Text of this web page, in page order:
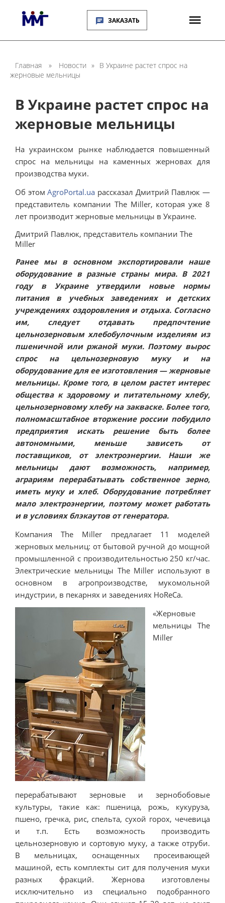
ЗАКАЗАТЬ
Главная » Новости » В Украине растет спрос на
жерновые мельницы
В Украине растет спрос на
жерновые мельницы
На украинском рынке наблюдается повышенный
спрос на мельницы на каменных жерновах для
производства муки.
Об этомAgroPortal.ua рассказал Дмитрий Павлюк —
представитель компании The Miller, которая уже 8
лет производит жерновые мельницы в Украине.
Дмитрий Павлюк, представитель компании The
Miller
Ранее мы в основном экспортировали наше
оборудование в разные страны мира. В 2021
году в Украине утвердили новые нормы
питания в учебных заведениях и детских
учреждениях оздоровления и отдыха. Согласно
им, следует отдавать предпочтение
цельнозерновым хлебобулочным изделиям из
пшеничной или ржаной муки. Поэтому вырос
спрос на цельнозерновую муку и на
оборудование для ее изготовления — жерновые
мельницы. Кроме того, в целом растет интерес
общества к здоровому и питательному хлебу,
цельнозерновому хлебу на закваске. Более того,
полномасштабное вторжение россии побудило
предприятия искать решение быть более
автономными, меньше зависеть от
поставщиков, от электроэнергии. Наши же
мельницы дают возможность, например,
аграриям перерабатывать собственное зерно,
иметь муку и хлеб. Оборудование потребляет
мало электроэнергии, поэтому может работать
и в условиях блэкаутов от генератора.
Компания The Miller предлагает 11 моделей
жерновых мельниц: от бытовой ручной до мощной
промышленной с производительностью 250 кг/час.
Электрические мельницы The Miller используют в
основном в агропроизводстве, мукомольной
индустрии, в пекарнях и заведениях HoReCa.
«Жерновые
мельницы The
Miller
перерабатывают зерновые и зернобобовые
культуры, такие как: пшеница, рожь, кукуруза,
пшено, гречка, рис, спельта, сухой горох, чечевица
и т.п. Есть возможность производить
цельнозерновую и сортовую муку, а также отруби.
В мельницах, оснащенных просеивающей
машиной, есть комплекты сит для получения муки
разных фракций. Жернова изготовлены
исключительно из специально подобранного